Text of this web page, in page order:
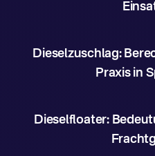
Dieselzuschlag:
Praxis in
Dieselfloater: